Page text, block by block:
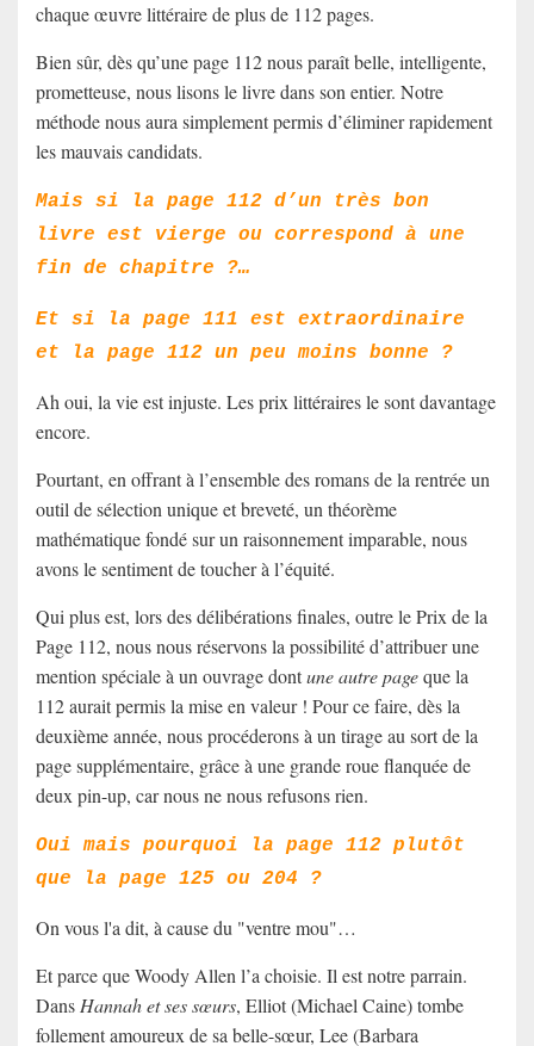
chaque œuvre littéraire de plus de 112 pages.
Bien sûr, dès qu’une page 112 nous paraît belle, intelligente,
prometteuse, nous lisons le livre dans son entier. Notre
méthode nous aura simplement permis d’éliminer rapidement
les mauvais candidats.
Mais si la page 112 d’un très bon
livre est vierge ou correspond à une
fin de chapitre ?…
Et si la page 111 est extraordinaire
et la page 112 un peu moins bonne ?
Ah oui, la vie est injuste. Les prix littéraires le sont davantage
encore.
Pourtant, en offrant à l’ensemble des romans de la rentrée un
outil de sélection unique et breveté, un théorème
mathématique fondé sur un raisonnement imparable, nous
avons le sentiment de toucher à l’équité.
Qui plus est, lors des délibérations finales, outre le Prix de la
Page 112, nous nous réservons la possibilité d’attribuer une
mention spéciale à un ouvrage dontune autre pageque la
112 aurait permis la mise en valeur ! Pour ce faire, dès la
deuxième année, nous procéderons à un tirage au sort de la
page supplémentaire, grâce à une grande roue flanquée de
deux pin-up, car nous ne nous refusons rien.
Oui mais pourquoi la page 112 plutôt
que la page 125 ou 204 ?
On vous l'a dit, à cause du "ventre mou"…
Et parce que Woody Allen l’a choisie. Il est notre parrain.
Dans Hannah et ses sœurs, Elliot (Michael Caine) tombe
follement amoureux de sa belle-sœur, Lee (Barbara